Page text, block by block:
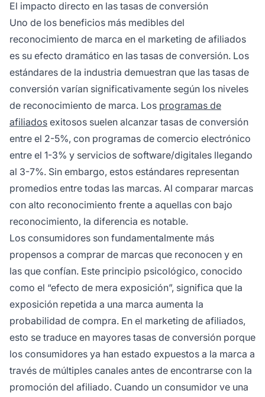
El impacto directo en las tasas de conversión
Uno de los beneficios más medibles del
reconocimiento de marca en el marketing de afiliados
es su efecto dramático en las tasas de conversión. Los
estándares de la industria demuestran que las tasas de
conversión varían significativamente según los niveles
de reconocimiento de marca. Los programas de
afiliados exitosos suelen alcanzar tasas de conversión
entre el 2-5%, con programas de comercio electrónico
entre el 1-3% y servicios de software/digitales llegando
al 3-7%. Sin embargo, estos estándares representan
promedios entre todas las marcas. Al comparar marcas
con alto reconocimiento frente a aquellas con bajo
reconocimiento, la diferencia es notable.
Los consumidores son fundamentalmente más
propensos a comprar de marcas que reconocen y en
las que confían. Este principio psicológico, conocido
como el “efecto de mera exposición”, significa que la
exposición repetida a una marca aumenta la
probabilidad de compra. En el marketing de afiliados,
esto se traduce en mayores tasas de conversión porque
los consumidores ya han estado expuestos a la marca a
través de múltiples canales antes de encontrarse con la
promoción del afiliado. Cuando un consumidor ve una